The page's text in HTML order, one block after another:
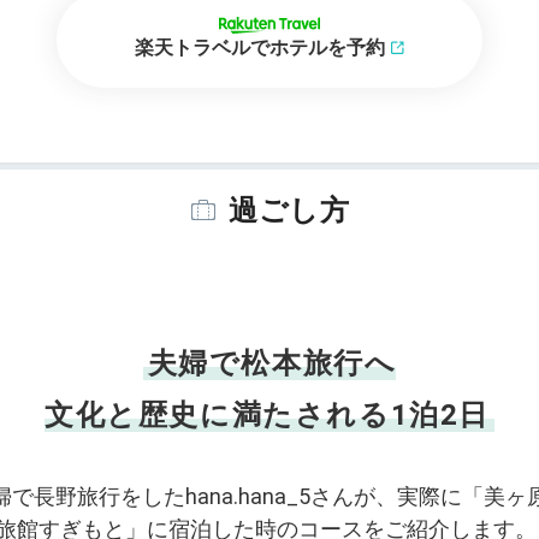
楽天トラベルでホテルを予約
過ごし方
夫婦で松本旅行へ
文化と歴史に満たされる1泊2日
で長野旅行をしたhana.hana_5さんが、実際に「美ヶ
館すぎもと」に宿泊した時のコースをご紹介します。